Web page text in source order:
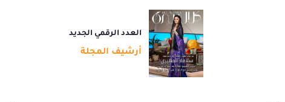
العدد الرقمي الجديد
أرشيف المجلة